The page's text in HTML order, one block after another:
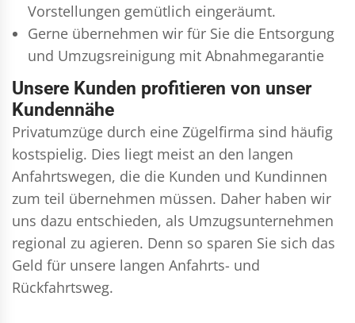
Vorstellungen gemütlich eingeräumt.
Gerne übernehmen wir für Sie die Entsorgung
und Umzugsreinigung mit Abnahmegarantie
Unsere Kunden profitieren von unser
Kundennähe
Privatumzüge durch eine Zügelfirma sind häufig
kostspielig. Dies liegt meist an den langen
Anfahrtswegen, die die Kunden und Kundinnen
zum teil übernehmen müssen. Daher haben wir
uns dazu entschieden, als Umzugsunternehmen
regional zu agieren. Denn so sparen Sie sich das
Geld für unsere langen Anfahrts- und
Rückfahrtsweg.